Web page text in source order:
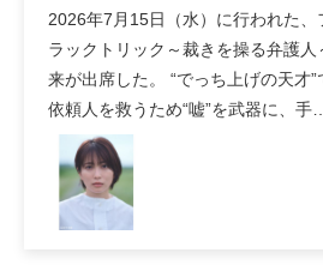
2026年7月15日（水）に行われた
ラックトリック～裁きを操る弁護
来が出席した。 “でっち上げの天才”
依頼人を救うため“嘘”を武器に、手…